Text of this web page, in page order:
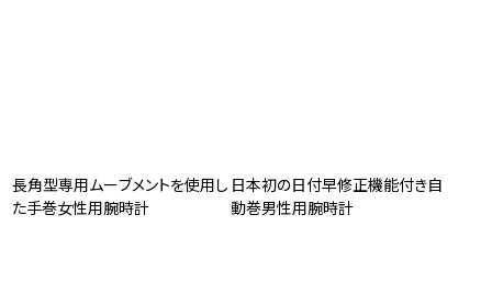
長角型専用ムーブメントを使用し
た手巻女性用腕時計
日本初の日付早修正機能付き自
動巻男性用腕時計